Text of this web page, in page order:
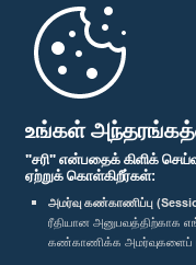
உங்கள்
"சரி" என்பதைக் கிளிக்
ஏற்றுக் கொள்கிறீர்கள்:
அமர்வு கண்காணிப்பு
ரீதியான
கண்காணிக்க அமர்வுகளைப்
முதற்பக்கம்
பாராளுமன்ற கையடக்க செயலி
எம்மை பின்தொடர்க :